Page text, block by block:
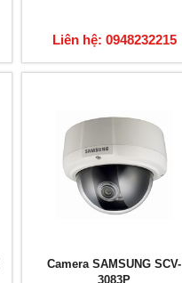
Liên hệ: 0948232215
Camera SAMSUNG SCV-
3083P